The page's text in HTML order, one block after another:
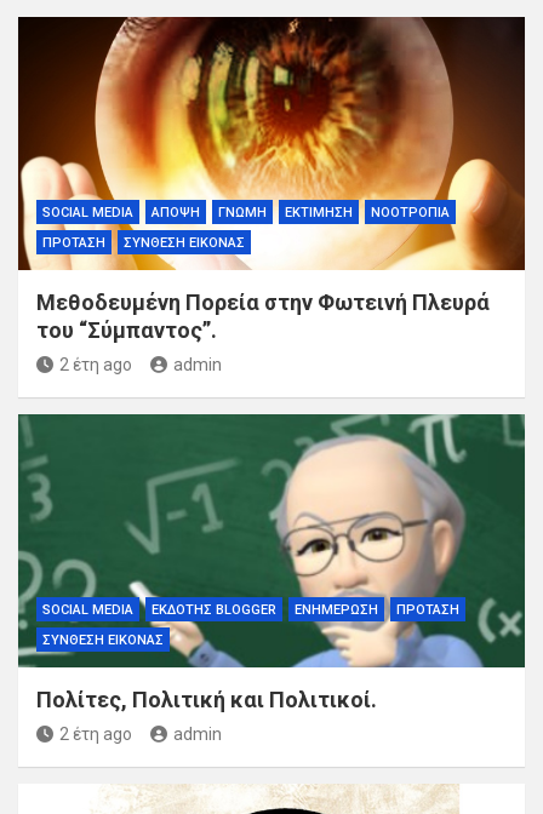
SOCIAL MEDIA ΆΠΟΨΗ ΓΝΏΜΗ ΕΚΤΊΜΗΣΗ
ΝΟΟΤΡΟΠΊΑ
ΠΡΌΤΑΣΗ
ΣΎΝΘΕΣΗ ΕΙΚΌΝΑΣ
Μεθοδευμένη Πορεία στην Φωτεινή Πλευρά
του “Σύμπαντος”.
2 έτη ago admin
SOCIAL MEDIA ΕΚΔΌΤΗΣ BLOGGER ΕΝΗΜΈΡΩΣΗ
ΠΡΌΤΑΣΗ
ΣΎΝΘΕΣΗ ΕΙΚΌΝΑΣ
Πολίτες, Πολιτική και Πολιτικοί.
2 έτη ago admin